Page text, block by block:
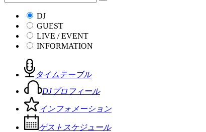
DJ
GUEST
LIVE / EVENT
INFORMATION
タイムテーブル
DJプロフィール
インフォメーション
ゲストスケジュール